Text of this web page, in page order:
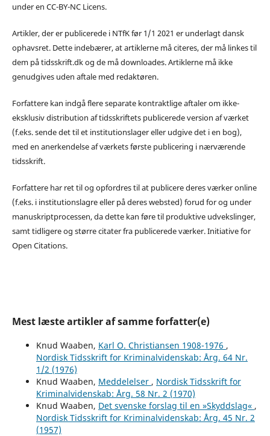
under en CC-BY-NC Licens.
Artikler, der er publicerede i NTfK før 1/1 2021 er underlagt dansk
ophavsret. Dette indebærer, at artiklerne må citeres, der må linkes til
dem på tidsskrift.dk og de må downloades. Artiklerne må ikke
genudgives uden aftale med redaktøren.
Forfattere kan indgå flere separate kontraktlige aftaler om ikke-
eksklusiv distribution af tidsskriftets publicerede version af værket
(f.eks. sende det til et institutionslager eller udgive det i en bog),
med en anerkendelse af værkets første publicering i nærværende
tidsskrift.
Forfattere har ret til og opfordres til at publicere deres værker online
(f.eks. i institutionslagre eller på deres websted) forud for og under
manuskriptprocessen, da dette kan føre til produktive udvekslinger,
samt tidligere og større citater fra publicerede værker. Initiative for
Open Citations.
Mest læste artikler af samme forfatter(e)
Knud Waaben, Karl O. Christiansen 1908-1976 ,
Nordisk Tidsskrift for Kriminalvidenskab: Årg. 64 Nr.
1/2 (1976)
Knud Waaben, Meddelelser , Nordisk Tidsskrift for
Kriminalvidenskab: Årg. 58 Nr. 2 (1970)
Knud Waaben, Det svenske forslag til en »Skyddslag« ,
Nordisk Tidsskrift for Kriminalvidenskab: Årg. 45 Nr. 2
(1957)